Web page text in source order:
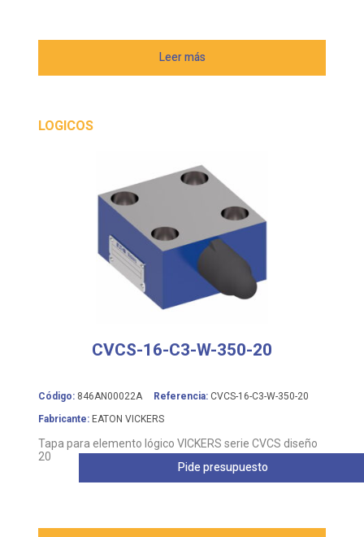
Leer más
LOGICOS
CVCS-16-C3-W-350-20
Código: 846AN00022A Referencia: CVCS-16-C3-W-350-20
Fabricante: EATON VICKERS
Tapa para elemento lógico VICKERS serie CVCS diseño
20
Pide presupuesto